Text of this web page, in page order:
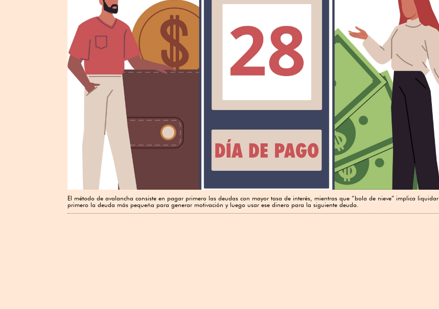
El método de avalancha consiste en pagar primero las deudas con mayor tasa de interés, mientras que “bola de nieve” implica liquidar
primero la deuda más pequeña para generar motivación y luego usar ese dinero para la siguiente deuda.